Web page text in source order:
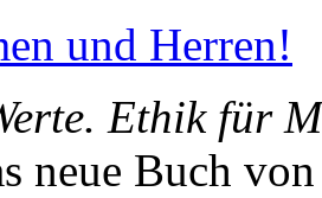
und Herren!
Ethik für
neue Buch